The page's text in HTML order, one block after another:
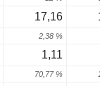
17,16
2,38 %
1,11
70,77 %